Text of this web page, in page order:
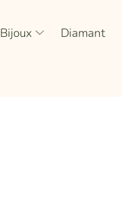
Bijoux Diamant